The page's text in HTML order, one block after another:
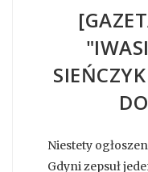
Niestety
Gdyni zepsuł